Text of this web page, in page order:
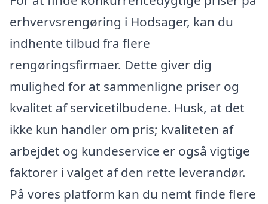
erhvervsrengøring i Hodsager, kan du
indhente tilbud fra flere
rengøringsfirmaer. Dette giver dig
mulighed for at sammenligne priser og
kvalitet af servicetilbudene. Husk, at det
ikke kun handler om pris; kvaliteten af
arbejdet og kundeservice er også vigtige
faktorer i valget af den rette leverandør.
På vores platform kan du nemt finde flere